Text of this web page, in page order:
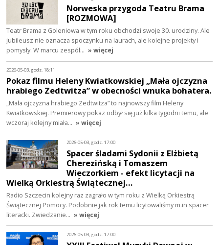
Norweska przygoda Teatru Brama
[ROZMOWA]
Teatr Brama z Goleniowa w tym roku obchodzi swoje 30. urodziny. Ale
jubileusz nie oznacza spoczynku na laurach, ale kolejne projekty i
pomysły. W marcu zespół… » więcej
2026-05-03, godz. 18:11
Pokaz filmu Heleny Kwiatkowskiej „Mała ojczyzna
hrabiego Zedtwitza” w obecności wnuka bohatera.
„Mała ojczyzna hrabiego Zedtwitza” to najnowszy film Heleny
Kwiatkowskiej. Premierowy pokaz odbył się już kilka tygodni temu, ale
wczoraj kolejny miała… » więcej
2026-05-03, godz. 17:00
Spacer śladami Sydonii z Elżbietą
Cherezińską i Tomaszem
Wieczorkiem - efekt licytacji na
Wielką Orkiestrą Świątecznej…
Radio Szczecin kolejny raz zagrało w tym roku z Wielką Orkiestrą
Świątecznej Pomocy. Podobnie jak rok temu licytowaliśmy m.in spacer
literacki. Zwiedzanie… » więcej
2026-05-03, godz. 17:00